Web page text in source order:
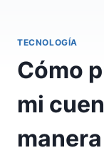
TECNOLOGÍA
Cómo
mi